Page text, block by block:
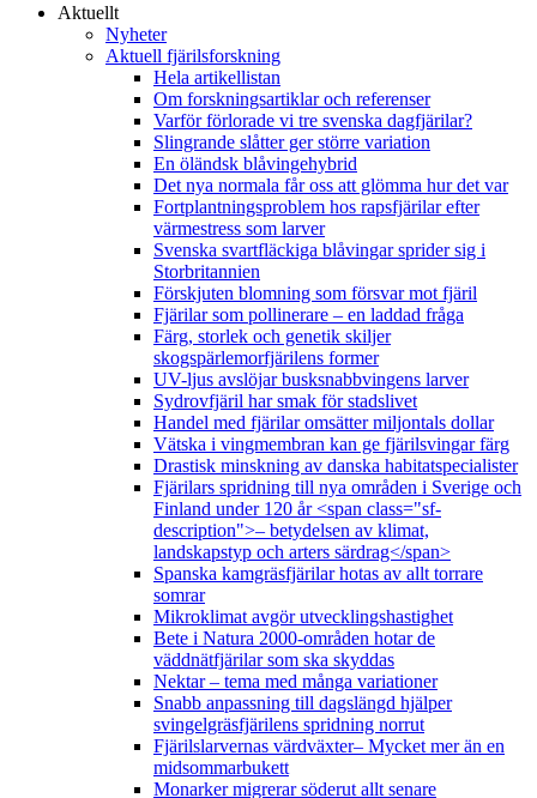
Aktuellt
Nyheter
Aktuell fjärilsforskning
Hela artikellistan
Om forskningsartiklar och referenser
Varför förlorade vi tre svenska dagfjärilar?
Slingrande slåtter ger större variation
En öländsk blåvingehybrid
Det nya normala får oss att glömma hur det var
Fortplantningsproblem hos rapsfjärilar efter
värmestress som larver
Svenska svartfläckiga blåvingar sprider sig i
Storbritannien
Förskjuten blomning som försvar mot fjäril
Fjärilar som pollinerare – en laddad fråga
Färg, storlek och genetik skiljer
skogspärlemorfjärilens former
UV-ljus avslöjar busksnabbvingens larver
Sydrovfjäril har smak för stadslivet
Handel med fjärilar omsätter miljontals dollar
Vätska i vingmembran kan ge fjärilsvingar färg
Drastisk minskning av danska habitatspecialister
Fjärilars spridning till nya områden i Sverige och
Finland under 120 år <span class="sf-
description">– betydelsen av klimat,
landskapstyp och arters särdrag</span>
Spanska kamgräsfjärilar hotas av allt torrare
somrar
Mikroklimat avgör utvecklingshastighet
Bete i Natura 2000-områden hotar de
väddnätfjärilar som ska skyddas
Nektar – tema med många variationer
Snabb anpassning till dagslängd hjälper
svingelgräsfjärilens spridning norrut
Fjärilslarvernas värdväxter– Mycket mer än en
midsommarbukett
Monarker migrerar söderut allt senare